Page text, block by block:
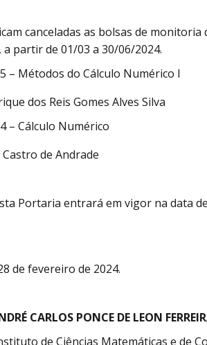
canceladas as bolsas de
a partir de 01/03 a 30/06/2024.
– Métodos do Cálculo Numérico I
dos Reis Gomes Alves Silva
– Cálculo Numérico
de Andrade
Portaria entrará em vigor na data
de fevereiro de 2024.
CARLOS PONCE DE LEON
de Ciências Matemáticas e de